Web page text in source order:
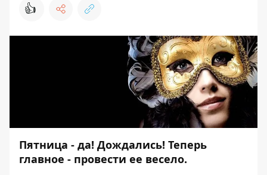
👍
Пятница - да! Дождались! Теперь
главное - провести ее весело.